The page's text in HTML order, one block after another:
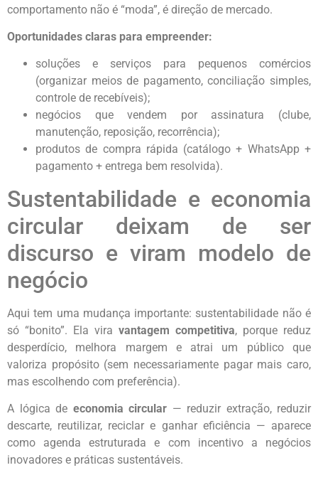
comportamento não é “moda”, é direção de mercado.
Oportunidades claras para empreender:
soluções e serviços para pequenos comércios
(organizar meios de pagamento, conciliação simples,
controle de recebíveis);
negócios que vendem por assinatura (clube,
manutenção, reposição, recorrência);
produtos de compra rápida (catálogo + WhatsApp +
pagamento + entrega bem resolvida).
Sustentabilidade e economia
circular deixam de ser
discurso e viram modelo de
negócio
Aqui tem uma mudança importante: sustentabilidade não é
só “bonito”. Ela vira vantagem competitiva, porque reduz
desperdício, melhora margem e atrai um público que
valoriza propósito (sem necessariamente pagar mais caro,
mas escolhendo com preferência).
A lógica de economia circular — reduzir extração, reduzir
descarte, reutilizar, reciclar e ganhar eficiência — aparece
como agenda estruturada e com incentivo a negócios
inovadores e práticas sustentáveis.